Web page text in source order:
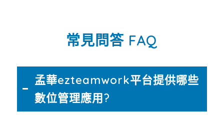
常見問答 FAQ
孟華ezteamwork平台提供哪些
數位管理應用?